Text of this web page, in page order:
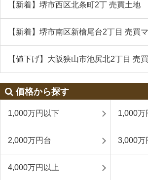
【新着】堺市西区北条町2丁 売買土地
【新着】堺市南区新檜尾台2丁目 売買
【値下げ】大阪狭山市池尻北2丁目 売
価格から探す
1,000万円以下 1,000万
2,000万円台 3,000万
4,000万円以上